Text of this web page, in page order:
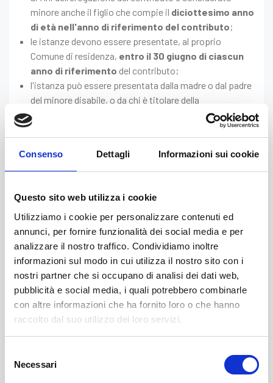
Consenso Dettagli Informazioni sui cookie
Questo sito web utilizza i cookie
Utilizziamo i cookie per personalizzare contenuti ed
annunci, per fornire funzionalità dei social media e per
analizzare il nostro traffico. Condividiamo inoltre
informazioni sul modo in cui utilizza il nostro sito con i
nostri partner che si occupano di analisi dei dati web,
pubblicità e social media, i quali potrebbero combinarle
con altre informazioni che ha fornito loro o che hanno
raccolto dal suo utilizzo dei loro servizi.
delNecessari
minore anche il figlio che compie il diciottesimo anno
di età nell'anno di riferimento del contributo;
le istanze devono essere presentate, al proprio
Comune di residenza, entro il 30 giugno di ciascun
anno di riferimento del contributo;
l'istanza può essere presentata dalla madre o dal padre
del minore disabile, o da chi è titolare della
responsabilità genitoriale, indipendentemente dal
carico fiscale, purché il genitore faccia parte del
il quale è richiesto il contributo;
sia il genitore, sia il figlio minore disabile devono essere
ventiquattro mesi, in strutture non occupate
abusivamente, alla data del 1° gennaio dell'anno di
riferimento del contributo;
il genitore che presenta domanda e il figlio minore
disabile devono far parte di un nucleo familiare
conviventecon un valore dell'indicatore della
situazione economica equivalente (ISEE) non superiore
ad euro 29.999,00;
il genitore che presenta la domanda non deve avere
riportato condanne con sentenza definitiva per reati di
denaro, beni o altre utilità di provenienza illecita di cui
agli articoli 416 bis, 648 bis e 648 ter del codice penale.